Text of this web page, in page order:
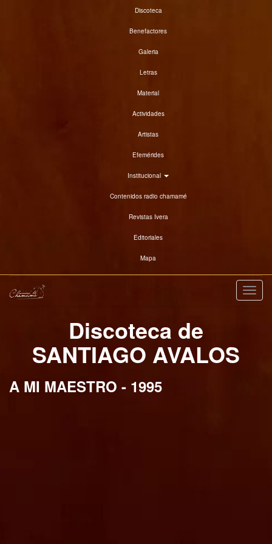
Discoteca
Benefactores
Galeria
Letras
Material
Actividades
Artistas
Efemérides
Institucional
Contenidos radio chamamé
Revistas Ivera
Editoriales
Mapa
Discoteca de
SANTIAGO AVALOS
A MI MAESTRO - 1995